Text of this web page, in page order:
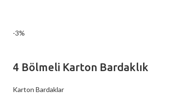
-3%
4 Bölmeli Karton Bardaklık
Karton Bardaklar